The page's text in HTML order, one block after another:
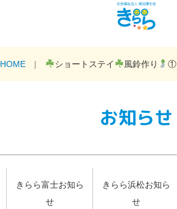
HOME ショートステイ 風鈴作り ①
お知らせ
きらら富士お知ら
せ
きらら浜松お知ら
せ